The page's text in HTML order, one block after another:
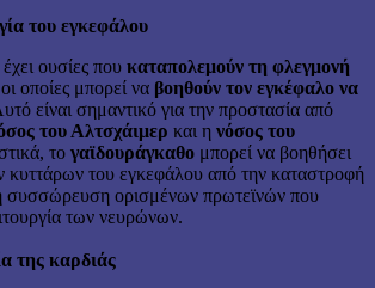
του εγκεφάλου
έχει ουσίες που καταπολεμούν τη φλεγμονή
οποίες μπορεί να βοηθούν τον εγκέφαλο να
είναι σημαντικό για την προστασία από
του Αλτσχάιμερ και η νόσος του
το γαϊδουράγκαθο μπορεί να βοηθήσει
κυττάρων του εγκεφάλου από την καταστροφή
συσσώρευση ορισμένων πρωτεϊνών που
των νευρώνων.
της καρδιάς